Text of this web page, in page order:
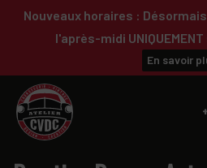
Passer
principale
PasserNouveaux horaires :
l'après-midi
En savoir